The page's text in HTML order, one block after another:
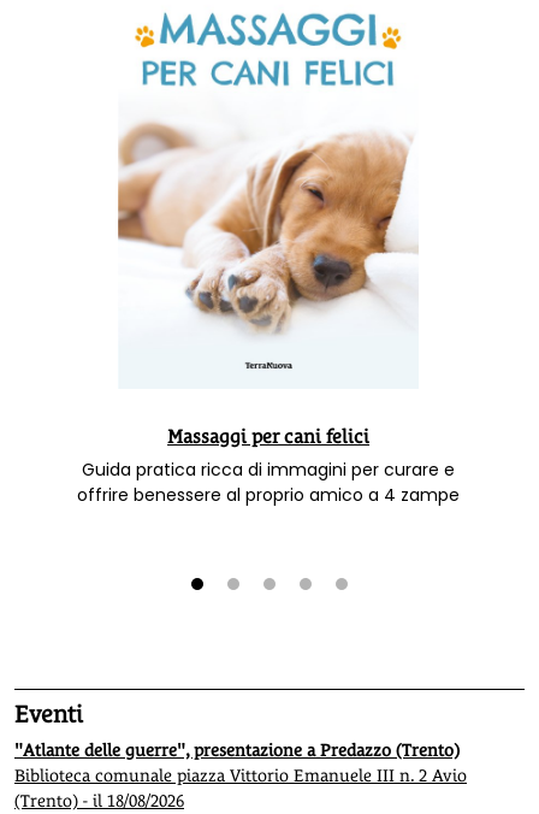
Massaggi per cani felici
Guida pratica ricca di immagini per curare e
offrire benessere al proprio amico a 4 zampe
Eventi
"Atlante delle guerre", presentazione a Predazzo (Trento)
Biblioteca comunale piazza Vittorio Emanuele III n. 2 Avio
(Trento) - il 18/08/2026